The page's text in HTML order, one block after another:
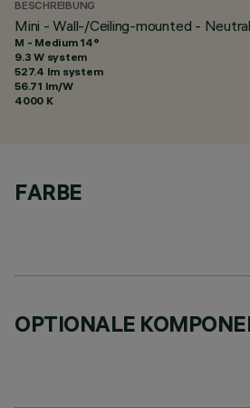
BESCHREIBUNG
Mini - Wall-/Ceiling-mounted -
M - Medium 14°
9.3 W system
527.4 lm system
56.71 lm/W
4000 K
FARBE
OPTIONALE